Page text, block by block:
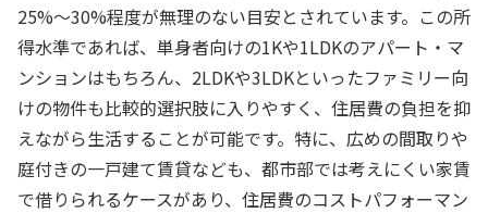
25%〜30%程度が無理のない目安とされています。この所
得水準であれば、単身者向けの1Kや1LDKのアパート・マ
ンションはもちろん、2LDKや3LDKといったファミリー向
けの物件も比較的選択肢に入りやすく、住居費の負担を抑
えながら生活することが可能です。特に、広めの間取りや
庭付きの一戸建て賃貸なども、都市部では考えにくい家賃
で借りられるケースがあり、住居費のコストパフォーマン